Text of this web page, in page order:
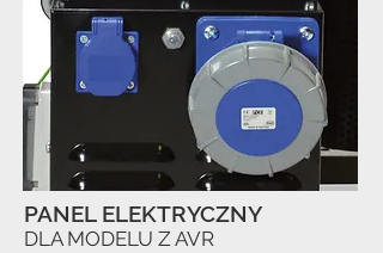
PANEL ELEKTRYCZNY
DLA MODELU Z AVR